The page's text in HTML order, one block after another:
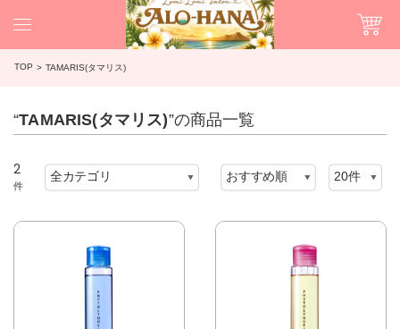
TOP TAMARIS(タマリス)
“TAMARIS(タマリス)”の商品一覧
2
件